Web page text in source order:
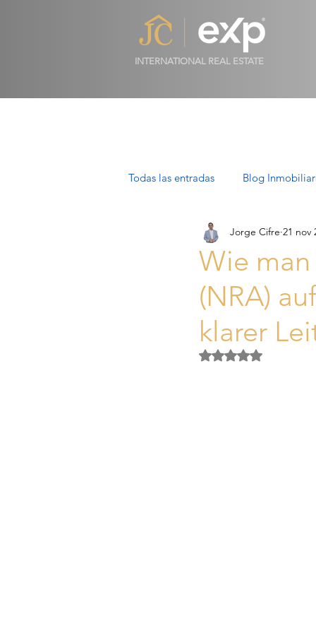
INTERNATIONAL REAL ESTATE
Todas las entradas Blog
Propiedades de Lujo en Mallorca
Villas en Mallorca: Lujo, Estilo
Activos Singulares Mallorca
Wie
(NRA)
klarer
Jorge Cifre 21 nov
Obtuvo NaN de 5